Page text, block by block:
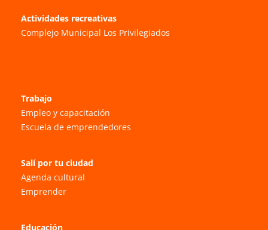
Actividades recreativas
Complejo Municipal Los Privilegiados
Trabajo
Empleo y capacitación
Escuela de emprendedores
Salí por tu ciudad
Agenda cultural
Emprender
Educación